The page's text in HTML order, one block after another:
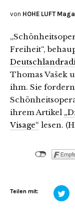
von HOHE LUFT
Freiheit“,
Thomas Vašek
ihm. Sie
ihrem Artikel
Visage“ lesen.
Teilen mit:
um